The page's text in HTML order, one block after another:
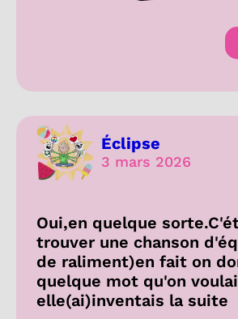
Éclipse
3 mars 2026
Oui,en quelque
trouver une chanson
de raliment)en fait on
quelque mot qu'on
elle(ai)inventais la suite